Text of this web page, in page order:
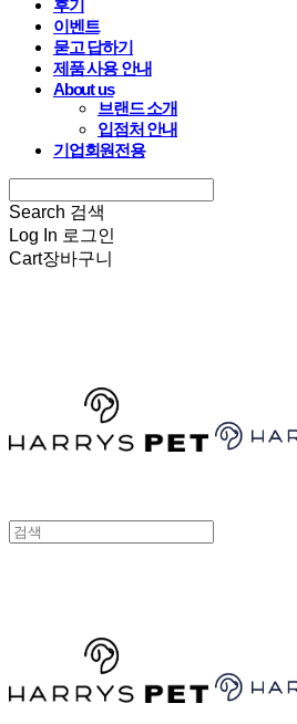
후기
이벤트
묻고 답하기
제품 사용 안내
About us
브랜드 소개
입점처 안내
기업회원전용
Search 검색
Log In 로그인
Cart장바구니